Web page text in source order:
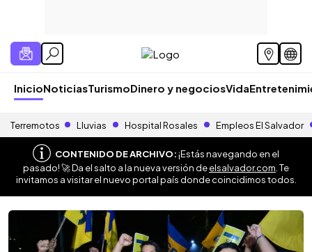
InicioNoticiasTurismoDinero y negociosVida
Terremotos Lluvias Hospital Rosales Empleos El Salvador
CONTENIDO DE ARCHIVO:¡Estás navegando en el
pasado! 🚀 Da el salto a la nueva versión deelsalvador.com . Te
invitamos a visitar el nuevo portal país donde coincidimos todos.